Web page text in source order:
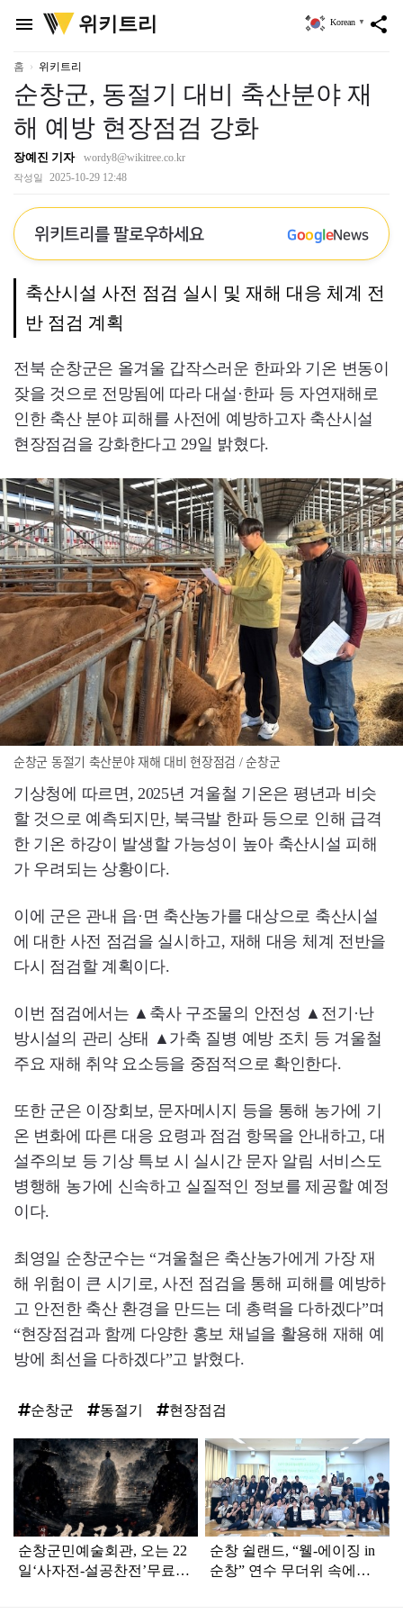
menu
위
키
리
위키트리 share
Korean ▼
홈 위키트리
순창군, 동절기 대비 축산분야 재
해 예방 현장점검 강화
장예진 기자 wordy8@wikitree.co.kr
작성일 2025-10-29 12:48
위키트리를 팔로우하세요 GoogleNews
축산시설 사전 점검 실시 및 재해 대응 체계 전
반 점검 계획
전북 순창군은 올겨울 갑작스러운 한파와 기온 변동이
잦을 것으로 전망됨에 따라 대설·한파 등 자연재해로
인한 축산 분야 피해를 사전에 예방하고자 축산시설
현장점검을 강화한다고 29일 밝혔다.
순창군 동절기 축산분야 재해 대비 현장점검 / 순창군
기상청에 따르면, 2025년 겨울철 기온은 평년과 비슷
할 것으로 예측되지만, 북극발 한파 등으로 인해 급격
한 기온 하강이 발생할 가능성이 높아 축산시설 피해
가 우려되는 상황이다.
이에 군은 관내 읍·면 축산농가를 대상으로 축산시설
에 대한 사전 점검을 실시하고, 재해 대응 체계 전반을
다시 점검할 계획이다.
이번 점검에서는 ▲축사 구조물의 안전성 ▲전기·난
방시설의 관리 상태 ▲가축 질병 예방 조치 등 겨울철
주요 재해 취약 요소등을 중점적으로 확인한다.
또한 군은 이장회보, 문자메시지 등을 통해 농가에 기
온 변화에 따른 대응 요령과 점검 항목을 안내하고, 대
설주의보 등 기상 특보 시 실시간 문자 알림 서비스도
병행해 농가에 신속하고 실질적인 정보를 제공할 예정
이다.
최영일 순창군수는 “겨울철은 축산농가에게 가장 재
해 위험이 큰 시기로, 사전 점검을 통해 피해를 예방하
고 안전한 축산 환경을 만드는 데 총력을 다하겠다”며
“현장점검과 함께 다양한 홍보 채널을 활용해 재해 예
방에 최선을 다하겠다”고 밝혔다.
순창군 동절기 현장점검
탑
라
인
순창군민예술회관, 오는 22
일‘사자전-설공찬전’무료
순창 쉴랜드, “웰-에이징 in
순창” 연수 무더위 속에도